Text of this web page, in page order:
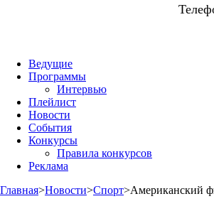
Ведущие
Программы
Интервью
Плейлист
Новости
События
Конкурсы
Правила конкурсов
Реклама
Главная>Новости>Спорт>Американский